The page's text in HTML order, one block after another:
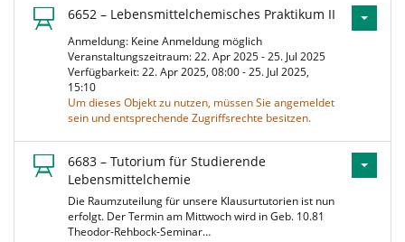
6652 – Lebensmittelchemisches Praktikum II
Anmeldung: Keine Anmeldung möglich
Veranstaltungszeitraum: 22. Apr 2025 - 25. Jul 2025
Verfügbarkeit: 22. Apr 2025, 08:00 - 25. Jul 2025,
15:10
Um dieses Objekt zu nutzen, müssen Sie angemeldet
sein und entsprechende Zugriffsrechte besitzen.
6683 – Tutorium für Studierende
Lebensmittelchemie
Die Raumzuteilung für unsere Klausurtutorien ist nun
erfolgt. Der Termin am Mittwoch wird in Geb. 10.81
Theodor-Rehbock-Seminar…